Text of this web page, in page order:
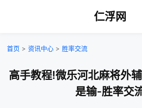
仁浮网
首页 > 资讯中心 > 胜率交流
高手教程!微乐河北麻将外
是输-胜率交